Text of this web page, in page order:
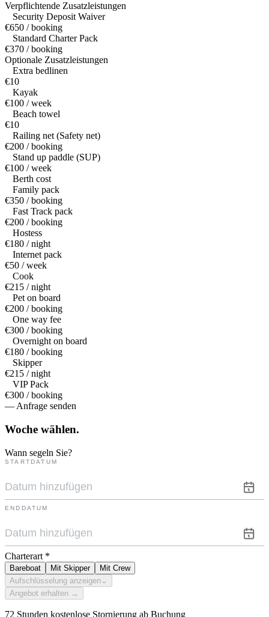
Verpflichtende Zusatzleistungen
Security Deposit Waiver
€650 / booking
Standard Charter Pack
€370 / booking
Optionale Zusatzleistungen
Extra bedlinen
€10
Kayak
€100 / week
Beach towel
€10
Railing net (Safety net)
€200 / booking
Stand up paddle (SUP)
€100 / week
Berth cost
Family pack
€350 / booking
Fast Track pack
€200 / booking
Hostess
€180 / night
Internet pack
€50 / week
Cook
€215 / night
Pet on board
€200 / booking
One way fee
€300 / booking
Overnight on board
€180 / booking
Skipper
€215 / night
VIP Pack
€300 / booking
— Anfrage senden
Woche wählen.
Wann segeln Sie?
STARTDATUM
ENDDATUM
Charterart *
Bareboat Mit Skipper
Mit Crew
Aufschlüsselung anzeigen ⌄
Angebot erhalten →
72 Stunden kostenlose Stornierung ab Buchung